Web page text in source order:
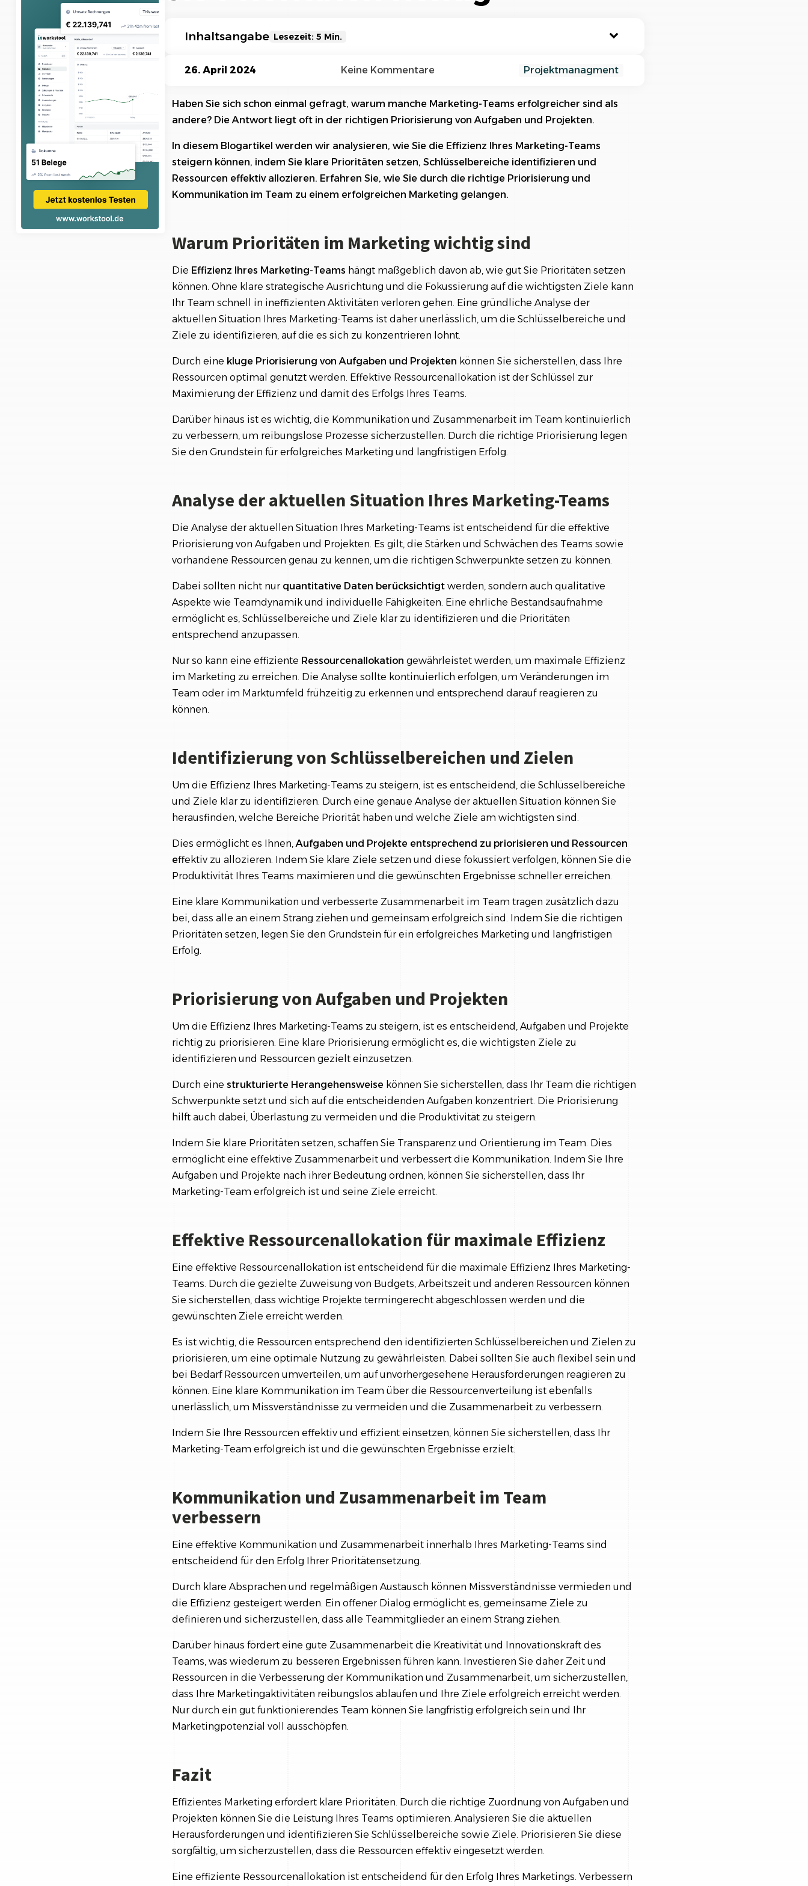
unserer Referenzen an...
Inhaltsangabe Lesezeit: 5 Min.
Warum Prioritäten im Marketing wichtig sind
Identifizierung von Schlüsselbereichen und Zielen
Priorisierung von Aufgaben und Projekten
Effektive Ressourcenallokation für maximale Effizienz
Kommunikation und Zusammenarbeit im Team verbessern
26. April 2024 Keine Kommentare Projektmanagment
Haben Sie sich schon einmal gefragt, warum manche Marketing-Teams erfolgreicher sind als
andere? Die Antwort liegt oft in der richtigen Priorisierung von Aufgaben und Projekten.
In diesem Blogartikel werden wir analysieren, wie Sie die Effizienz Ihres Marketing-Teams
steigern können, indem Sie klare Prioritäten setzen, Schlüsselbereiche identifizieren und
Ressourcen effektiv allozieren. Erfahren Sie, wie Sie durch die richtige Priorisierung und
Kommunikation im Team zu einem erfolgreichen Marketing gelangen.
Warum Prioritäten im Marketing wichtig sind
Die Effizienz Ihres Marketing-Teams hängt maßgeblich davon ab, wie gut Sie Prioritäten setzen
können. Ohne klare strategische Ausrichtung und die Fokussierung auf die wichtigsten Ziele kann
Ihr Team schnell in ineffizienten Aktivitäten verloren gehen. Eine gründliche Analyse der
aktuellen Situation Ihres Marketing-Teams ist daher unerlässlich, um die Schlüsselbereiche und
Ziele zu identifizieren, auf die es sich zu konzentrieren lohnt.
Durch eine kluge Priorisierung von Aufgaben und Projekten können Sie sicherstellen, dass Ihre
Ressourcen optimal genutzt werden. Effektive Ressourcenallokation ist der Schlüssel zur
Maximierung der Effizienz und damit des Erfolgs Ihres Teams.
Darüber hinaus ist es wichtig, die Kommunikation und Zusammenarbeit im Team kontinuierlich
zu verbessern, um reibungslose Prozesse sicherzustellen. Durch die richtige Priorisierung legen
Sie den Grundstein für erfolgreiches Marketing und langfristigen Erfolg.
Analyse der aktuellen Situation Ihres Marketing-Teams
Die Analyse der aktuellen Situation Ihres Marketing-Teams ist entscheidend für die effektive
Priorisierung von Aufgaben und Projekten. Es gilt, die Stärken und Schwächen des Teams sowie
vorhandene Ressourcen genau zu kennen, um die richtigen Schwerpunkte setzen zu können.
Dabei sollten nicht nur quantitative Daten berücksichtigtwerden, sondern auch qualitative
Aspekte wie Teamdynamik und individuelle Fähigkeiten. Eine ehrliche Bestandsaufnahme
ermöglicht es, Schlüsselbereiche und Ziele klar zu identifizieren und die Prioritäten
entsprechend anzupassen.
Nur so kann eine effiziente Ressourcenallokation gewährleistet werden, um maximale Effizienz
im Marketing zu erreichen. Die Analyse sollte kontinuierlich erfolgen, um Veränderungen im
Team oder im Marktumfeld frühzeitig zu erkennen und entsprechend darauf reagieren zu
können.
Identifizierung von Schlüsselbereichen und Zielen
Um die Effizienz Ihres Marketing-Teams zu steigern, ist es entscheidend, die Schlüsselbereiche
und Ziele klar zu identifizieren. Durch eine genaue Analyse der aktuellen Situation können Sie
herausfinden, welche Bereiche Priorität haben und welche Ziele am wichtigsten sind.
Dies ermöglicht es Ihnen,Aufgaben und Projekte entsprechend zu priorisieren und Ressourcen
effektiv zu allozieren. Indem Sie klare Ziele setzen und diese fokussiert verfolgen, können Sie die
Produktivität Ihres Teams maximieren und die gewünschten Ergebnisse schneller erreichen.
Eine klare Kommunikation und verbesserte Zusammenarbeit im Team tragen zusätzlich dazu
bei, dass alle an einem Strang ziehen und gemeinsam erfolgreich sind. Indem Sie die richtigen
Prioritäten setzen, legen Sie den Grundstein für ein erfolgreiches Marketing und langfristigen
Erfolg.
Priorisierung von Aufgaben und Projekten
Um die Effizienz Ihres Marketing-Teams zu steigern, ist es entscheidend, Aufgaben und Projekte
richtig zu priorisieren. Eine klare Priorisierung ermöglicht es, die wichtigsten Ziele zu
identifizieren und Ressourcen gezielt einzusetzen.
Durch eine strukturierte Herangehensweisekönnen Sie sicherstellen, dass Ihr Team die richtigen
Schwerpunkte setzt und sich auf die entscheidenden Aufgaben konzentriert. Die Priorisierung
hilft auch dabei, Überlastung zu vermeiden und die Produktivität zu steigern.
Indem Sie klare Prioritäten setzen, schaffen Sie Transparenz und Orientierung im Team. Dies
ermöglicht eine effektive Zusammenarbeit und verbessert die Kommunikation. Indem Sie Ihre
Aufgaben und Projekte nach ihrer Bedeutung ordnen, können Sie sicherstellen, dass Ihr
Marketing-Team erfolgreich ist und seine Ziele erreicht.
Effektive Ressourcenallokation für maximale Effizienz
Eine effektive Ressourcenallokation ist entscheidend für die maximale Effizienz Ihres Marketing-
Teams. Durch die gezielte Zuweisung von Budgets, Arbeitszeit und anderen Ressourcen können
Sie sicherstellen, dass wichtige Projekte termingerecht abgeschlossen werden und die
gewünschten Ziele erreicht werden.
Es ist wichtig, die Ressourcen entsprechend den identifizierten Schlüsselbereichen und Zielen zu
priorisieren, um eine optimale Nutzung zu gewährleisten. Dabei sollten Sie auch flexibel sein und
bei Bedarf Ressourcen umverteilen, um auf unvorhergesehene Herausforderungen reagieren zu
können. Eine klare Kommunikation im Team über die Ressourcenverteilung ist ebenfalls
unerlässlich, um Missverständnisse zu vermeiden und die Zusammenarbeit zu verbessern.
Indem Sie Ihre Ressourcen effektiv und effizient einsetzen, können Sie sicherstellen, dass Ihr
Marketing-Team erfolgreich ist und die gewünschten Ergebnisse erzielt.
Kommunikation und Zusammenarbeit im Team
verbessern
Eine effektive Kommunikation und Zusammenarbeit innerhalb Ihres Marketing-Teams sind
entscheidend für den Erfolg Ihrer Prioritätensetzung.
Durch klare Absprachen und regelmäßigen Austausch können Missverständnisse vermieden und
die Effizienz gesteigert werden. Ein offener Dialog ermöglicht es, gemeinsame Ziele zu
definieren und sicherzustellen, dass alle Teammitglieder an einem Strang ziehen.
Darüber hinaus fördert eine gute Zusammenarbeit die Kreativität und Innovationskraft des
Teams, was wiederum zu besseren Ergebnissen führen kann. Investieren Sie daher Zeit und
Ressourcen in die Verbesserung der Kommunikation und Zusammenarbeit, um sicherzustellen,
dass Ihre Marketingaktivitäten reibungslos ablaufen und Ihre Ziele erfolgreich erreicht werden.
Nur durch ein gut funktionierendes Team können Sie langfristig erfolgreich sein und Ihr
Marketingpotenzial voll ausschöpfen.
Fazit
Effizientes Marketing erfordert klare Prioritäten. Durch die richtige Zuordnung von Aufgaben und
Projekten können Sie die Leistung Ihres Teams optimieren. Analysieren Sie die aktuellen
Herausforderungen und identifizieren Sie Schlüsselbereiche sowie Ziele. Priorisieren Sie diese
sorgfältig, um sicherzustellen, dass die Ressourcen effektiv eingesetzt werden.
Eine effiziente Ressourcenallokation ist entscheidend für den Erfolg Ihres Marketings. Verbessern